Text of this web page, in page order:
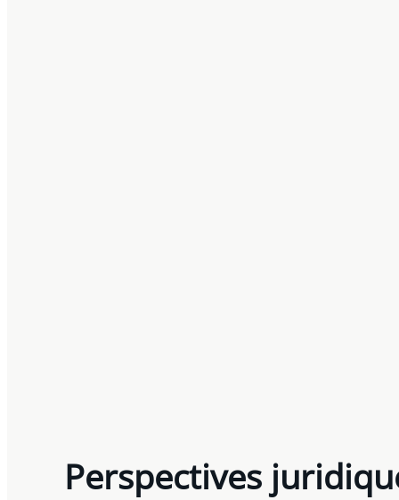
Perspectives